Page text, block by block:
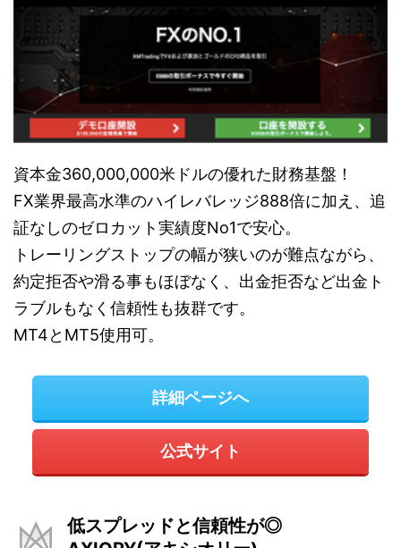
資本金360,000,000米ドルの優れた財務基盤！
FX業界最高水準のハイレバレッジ888倍に加え、追
証なしのゼロカット実績度No1で安心。
トレーリングストップの幅が狭いのが難点ながら、
約定拒否や滑る事もほぼなく、出金拒否など出金ト
ラブルもなく信頼性も抜群です。
MT4とMT5使用可。
詳細ページへ
公式サイト
低スプレッドと信頼性が◎